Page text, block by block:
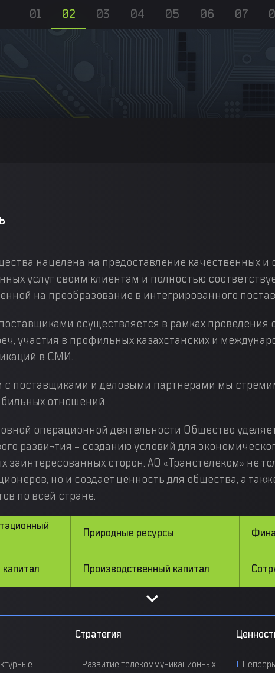
01 02 03 04 05 06 07
нацелена на предоставление качественных и
услуг своим клиентам и полностью
на преобразование в интегрированного
осуществляется в рамках проведения
участия в профильных казахстанских и
в СМИ.
с поставщиками и деловыми партнерами мы
отношений.
операционной деятельности Общество
разви¬тия – созданию условий для
заинтересованных сторон. АО «Транстелеком» не
но и создает ценность для общества, а
по всей стране.
Природные ресурсы
Производственный капитал
Стратегия
Развитие телекоммуникационных